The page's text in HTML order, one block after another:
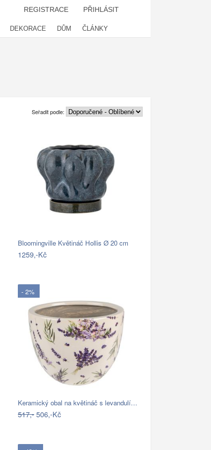
REGISTRACE PŘIHLÁSIT
DEKORACE DŮM ČLÁNKY
Seřadit podle:
Bloomingville Květináč Hollis Ø 20 cm
1259,-Kč
- 2%
Keramický obal na květináč s levandulí…
517,-506,-Kč